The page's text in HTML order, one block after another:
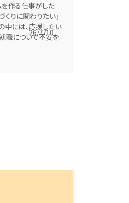
を作る仕事がした
くりに関わりたい」
中には、応援したい
職について不安を
26/7/10